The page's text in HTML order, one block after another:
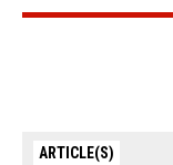
ARTICLE(S)